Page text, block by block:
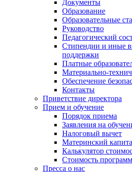
Документы
Образование
Образовательные
Руководство
Педагогический
Стипендии и иные
поддержки
Платные
Материально-
Обеспечение
Контакты
Приветствие директора
Прием и обучение
Порядок приема
Заявления на
Налоговый вычет
Материнский
Калькулятор
Стоимость программ
Пресса о нас